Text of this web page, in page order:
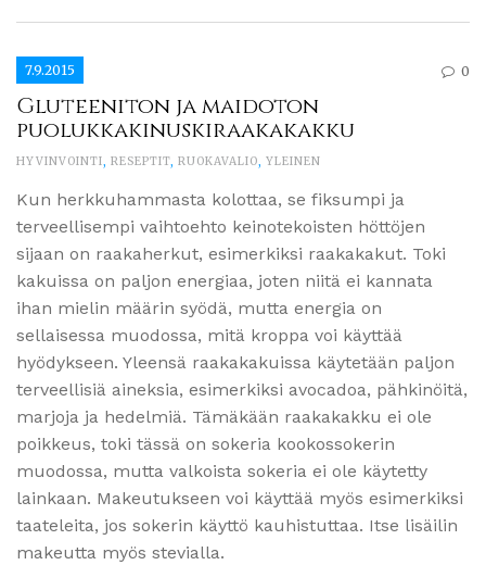
7.9.2015 0
Gluteeniton ja maidoton
puolukkakinuskiraakakakku
HYVINVOINTI, RESEPTIT, RUOKAVALIO, YLEINEN
Kun herkkuhammasta kolottaa, se fiksumpi ja
terveellisempi vaihtoehto keinotekoisten höttöjen
sijaan on raakaherkut, esimerkiksi raakakakut. Toki
kakuissa on paljon energiaa, joten niitä ei kannata
ihan mielin määrin syödä, mutta energia on
sellaisessa muodossa, mitä kroppa voi käyttää
hyödykseen. Yleensä raakakakuissa käytetään paljon
terveellisiä aineksia, esimerkiksi avocadoa, pähkinöitä,
marjoja ja hedelmiä. Tämäkään raakakakku ei ole
poikkeus, toki tässä on sokeria kookossokerin
muodossa, mutta valkoista sokeria ei ole käytetty
lainkaan. Makeutukseen voi käyttää myös esimerkiksi
taateleita, jos sokerin käyttö kauhistuttaa. Itse lisäilin
makeutta myös stevialla.